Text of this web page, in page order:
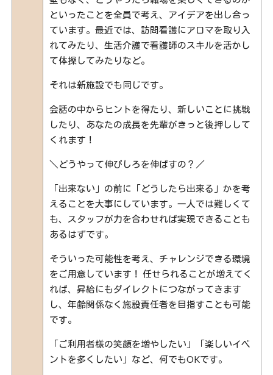
といったことを全員で考え、アイデアを出し合っ
ています。最近では、訪問看護にアロマを取り入
れてみたり、生活介護で看護師のスキルを活かし
て体操してみたりなど。
それは新施設でも同じです。
会話の中からヒントを得たり、新しいことに挑戦
したり、あなたの成長を先輩がきっと後押しして
くれます！
＼どうやって伸びしろを伸ばすの？／
「出来ない」の前に「どうしたら出来る」かを考
えることを大事にしています。一人では難しくて
も、スタッフが力を合わせれば実現できることも
あるはずです。
そういった可能性を考え、チャレンジできる環境
をご用意しています！ 任せられることが増えてく
れば、昇給にもダイレクトにつながってきます
し、年齢関係なく施設責任者を目指すことも可能
です。
「ご利用者様の笑顔を増やしたい」「楽しいイベ
ントを多くしたい」など、何でもOKです。